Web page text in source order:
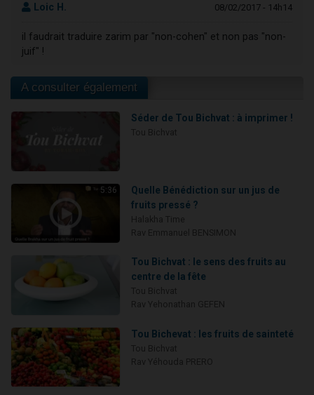
Loic H. 08/02/2017 - 14h14
il faudrait traduire zarim par "non-cohen" et non pas "non-
juif" !
A consulter également
Séder de Tou Bichvat : à imprimer !
5:36
Quelle Bénédiction sur un jus de
fruits pressé ?
Tou Bichvat : le sens des fruits au
centre de la fête
Tou Bichevat : les fruits de sainteté